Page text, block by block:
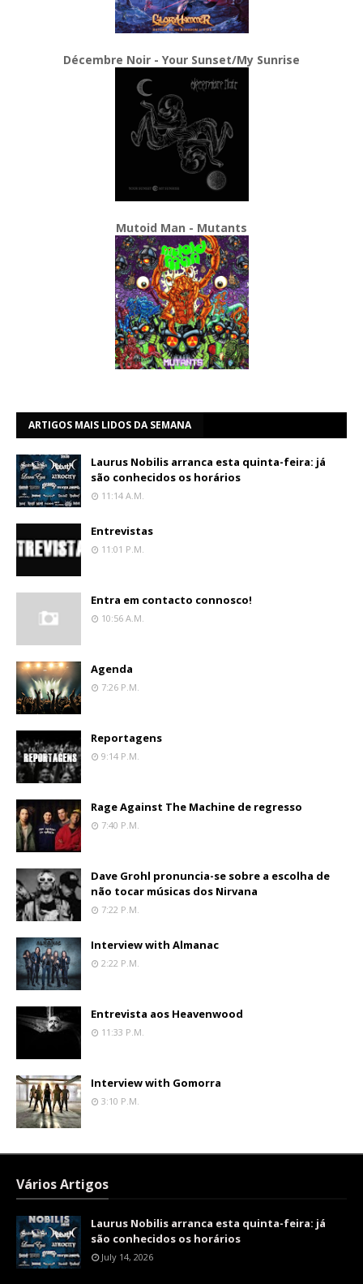
Décembre Noir - Your Sunset/My Sunrise
Mutoid Man - Mutants
ARTIGOS MAIS LIDOS DA SEMANA
Laurus Nobilis arranca esta quinta-feira: já
são conhecidos os horários
11:14 A.m.
Entrevistas
11:01 P.m.
Entra em contacto connosco!
10:56 A.m.
Agenda
7:26 P.m.
Reportagens
9:14 P.m.
Rage Against The Machine de regresso
7:40 P.m.
Dave Grohl pronuncia-se sobre a escolha de
não tocar músicas dos Nirvana
7:22 P.m.
Interview with Almanac
2:22 P.m.
Entrevista aos Heavenwood
11:33 P.m.
Interview with Gomorra
3:10 P.m.
Vários Artigos
Laurus Nobilis arranca esta quinta-feira: já
são conhecidos os horários
July 14, 2026